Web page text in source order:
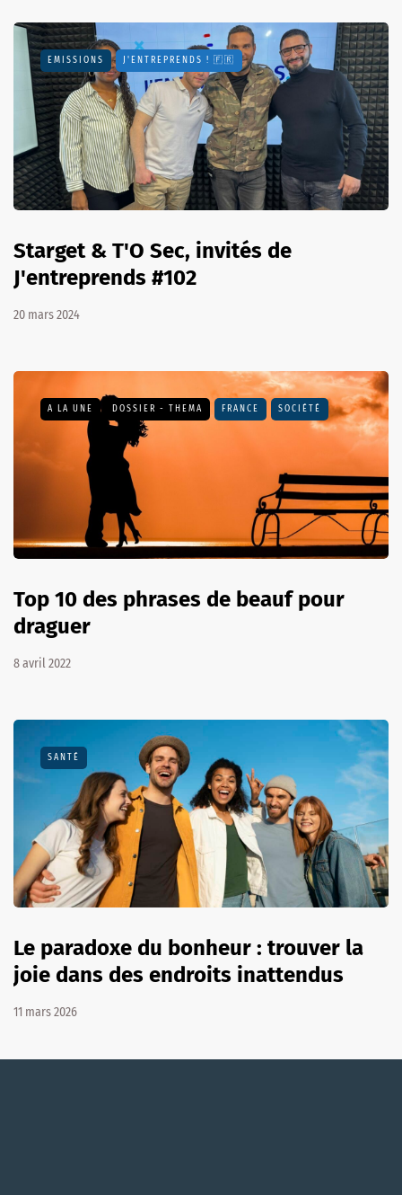
EMISSIONS J'ENTREPRENDS ! 🇫🇷
Starget & T'O Sec, invités de
J'entreprends #102
20 mars 2024
A LA UNE DOSSIER - THEMA FRANCE SOCIÉTÉ
Top 10 des phrases de beauf pour
draguer
8 avril 2022
SANTÉ
Le paradoxe du bonheur : trouver la
joie dans des endroits inattendus
11 mars 2026